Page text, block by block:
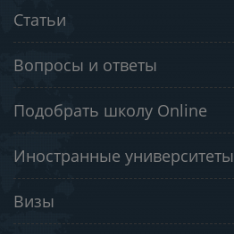
Статьи
Вопросы и ответы
Подобрать школу Online
Иностранные университеты
Визы